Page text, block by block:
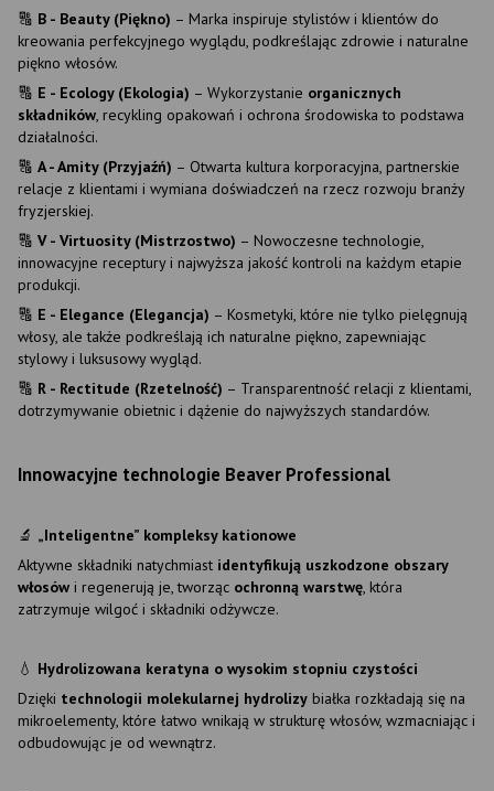
🔠 B - Beauty (Piękno) – Marka inspiruje stylistów i klientów do
kreowania perfekcyjnego wyglądu, podkreślając zdrowie i naturalne
piękno włosów.
🔠 E - Ecology (Ekologia) – Wykorzystanie organicznych
składników, recykling opakowań i ochrona środowiska to podstawa
działalności.
🔠 A - Amity (Przyjaźń) – Otwarta kultura korporacyjna, partnerskie
relacje z klientami i wymiana doświadczeń na rzecz rozwoju branży
fryzjerskiej.
🔠 V - Virtuosity (Mistrzostwo) – Nowoczesne technologie,
innowacyjne receptury i najwyższa jakość kontroli na każdym etapie
produkcji.
🔠 E - Elegance (Elegancja) – Kosmetyki, które nie tylko pielęgnują
włosy, ale także podkreślają ich naturalne piękno, zapewniając
stylowy i luksusowy wygląd.
🔠 R - Rectitude (Rzetelność) – Transparentność relacji z klientami,
dotrzymywanie obietnic i dążenie do najwyższych standardów.
Innowacyjne technologie Beaver Professional
🔬 „Inteligentne” kompleksy kationowe
Aktywne składniki natychmiast identyfikują uszkodzone obszary
włosów i regenerują je, tworząc ochronną warstwę, która
zatrzymuje wilgoć i składniki odżywcze.
💧 Hydrolizowana keratyna o wysokim stopniu czystości
Dzięki technologii molekularnej hydrolizy białka rozkładają się na
mikroelementy, które łatwo wnikają w strukturę włosów, wzmacniając i
odbudowując je od wewnątrz.